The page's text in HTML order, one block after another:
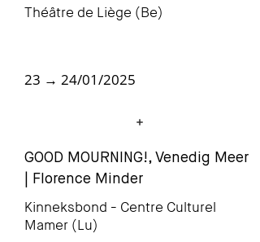
Théâtre de Liège (Be)
23 → 24/01/2025
GOOD MOURNING!, Venedig Meer
| Florence Minder
Kinneksbond - Centre Culturel
Mamer (Lu)